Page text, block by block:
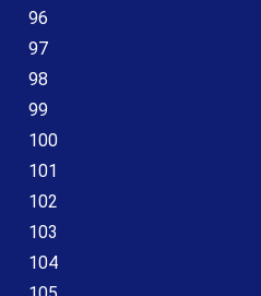
96
97
98
99
100
101
102
103
104